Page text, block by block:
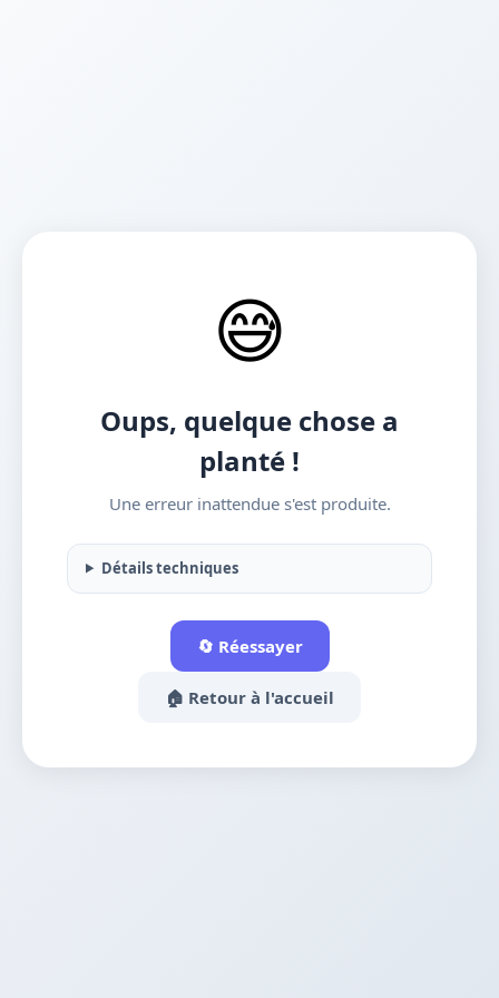
😅
Oups, quelque chose a
planté !
Une erreur inattendue s'est produite.
Détails techniques
🔄 Réessayer
🏠 Retour à l'accueil